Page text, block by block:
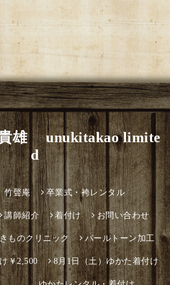
貴雄 unukitakao limite
d
聲庵 卒業式・袴レンタル
講師紹介 着付け お問い合わせ
ものクリニック パールトーン加工
￥2,500 8月1日（土）ゆかた着付け